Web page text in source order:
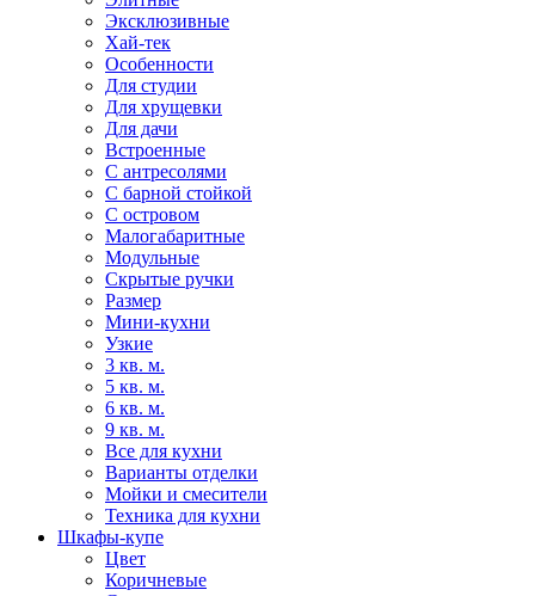
Эксклюзивные
Хай-тек
Особенности
Для студии
Для хрущевки
Для дачи
Встроенные
С антресолями
С барной стойкой
С островом
Малогабаритные
Модульные
Скрытые ручки
Размер
Мини-кухни
Узкие
3 кв. м.
5 кв. м.
6 кв. м.
9 кв. м.
Все для кухни
Варианты отделки
Мойки и смесители
Техника для кухни
Шкафы-купе
Цвет
Коричневые